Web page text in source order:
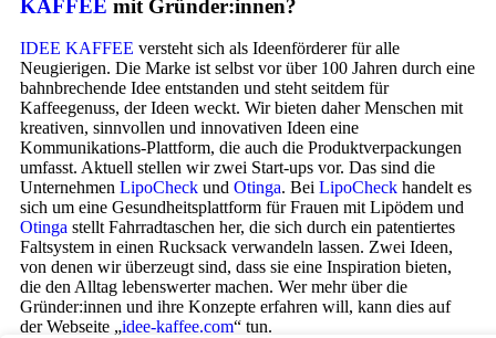
KAFFEE mit Gründer:innen?
IDEE KAFFEE versteht sich als Ideenförderer für alle
Neugierigen. Die Marke ist selbst vor über 100 Jahren durch eine
bahnbrechende Idee entstanden und steht seitdem für
Kaffeegenuss, der Ideen weckt. Wir bieten daher Menschen mit
kreativen, sinnvollen und innovativen Ideen eine
Kommunikations-Plattform, die auch die Produktverpackungen
umfasst. Aktuell stellen wir zwei Start-ups vor. Das sind die
Unternehmen LipoCheck und Otinga. Bei LipoCheck handelt es
sich um eine Gesundheitsplattform für Frauen mit Lipödem und
Otinga stellt Fahrradtaschen her, die sich durch ein patentiertes
Faltsystem in einen Rucksack verwandeln lassen. Zwei Ideen,
von denen wir überzeugt sind, dass sie eine Inspiration bieten,
die den Alltag lebenswerter machen. Wer mehr über die
Gründer:innen und ihre Konzepte erfahren will, kann dies auf
der Webseite „idee-kaffee.com“ tun.